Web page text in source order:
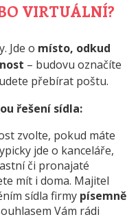
VIRTUÁLNÍ?
Jde o místo, odkud
– budovu označíte
přebírat poštu.
řešení sídla:
zvolte, pokud máte
jde o kanceláře,
či pronajaté
mít i doma. Majitel
sídla firmy písemně
Vám rádi